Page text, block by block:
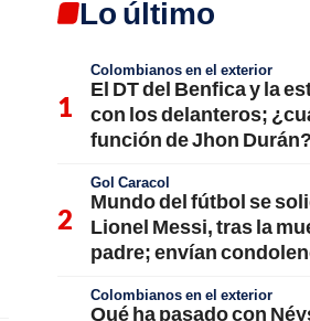
Lo último
Colombianos en el exterior
El DT del Benfica y la
con los delanteros;
función de Jhon Durán?
Gol Caracol
Mundo del fútbol se
Lionel Messi, tras la
padre; envían
Colombianos en el exterior
Qué ha pasado con